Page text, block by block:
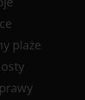
plaże